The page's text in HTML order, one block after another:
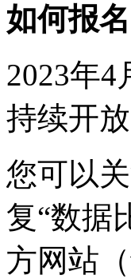
如何报名
2023年4
持续开放
您可以
复“数据
方网站